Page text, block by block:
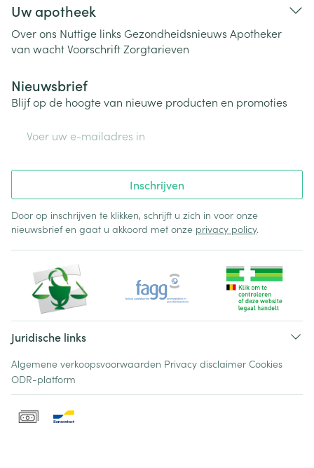
Uw apotheek
Over ons Nuttige links Gezondheidsnieuws Apotheker
van wachtVoorschriftZorgtarieven
Nieuwsbrief
Blijf op de hoogte van nieuwe producten en promoties
Inschrijven
Door op inschrijven te klikken, schrijft u zich in voor onze
nieuwsbrief en gaat u akkoord met onze privacy policy.
Juridische links
Algemene verkoopsvoorwaarden Privacy disclaimer Cookies
ODR-platform